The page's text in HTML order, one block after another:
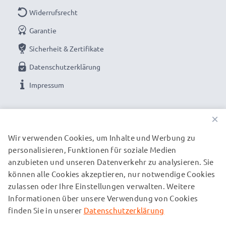
Widerrufsrecht
Garantie
Sicherheit & Zertifikate
Datenschutzerklärung
Impressum
UNSERE VERSANDPARTNER
© subtel.de 2026
Alle Preise verstehen sich inklusive Mehrwertsteuer und
zuzüglich Versandkosten. Bitte beachten Sie, dass alle
×
Wir verwenden Cookies, um Inhalte und Werbung zu
personalisieren, Funktionen für soziale Medien
anzubieten und unseren Datenverkehr zu analysieren. Sie
können alle Cookies akzeptieren, nur notwendige Cookies
zulassen oder Ihre Einstellungen verwalten. Weitere
Informationen über unsere Verwendung von Cookies
finden Sie in unserer Datenschutzerklärung